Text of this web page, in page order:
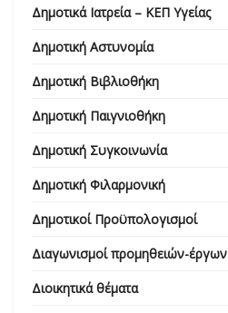
Δημοτικά Ιατρεία – ΚΕΠ Υγείας
Δημοτική Αστυνομία
Δημοτική Βιβλιοθήκη
Δημοτική Παιγνιοθήκη
Δημοτική Συγκοινωνία
Δημοτική Φιλαρμονική
Δημοτικοί Προϋπολογισμοί
Διαγωνισμοί προμηθειών-έργων
Διοικητικά θέματα